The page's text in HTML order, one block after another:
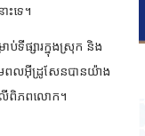
ះទេ។
ទីផ្សារក្នុងស្រុក និង
ពលអ៊ីដ្រូសែនបានយ៉ាង
ើពិភពលោក។